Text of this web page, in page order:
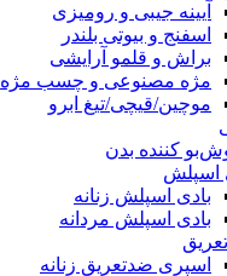
آیینه جیبی و رومیزی
اسفنج و بیوتی بلندر
براش و قلمو آرایشی
مژه مصنوعی و چسب مژه
موچین/قیچی/تیغ ابرو
کننده بدن
اسپلش
بادی اسپلش زنانه
بادی اسپلش مردانه
اسپری ضدتعریق زنانه